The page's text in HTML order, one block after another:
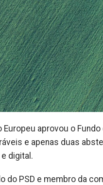
aprovou o
e apenas duas
digital.
do PSD e membro da